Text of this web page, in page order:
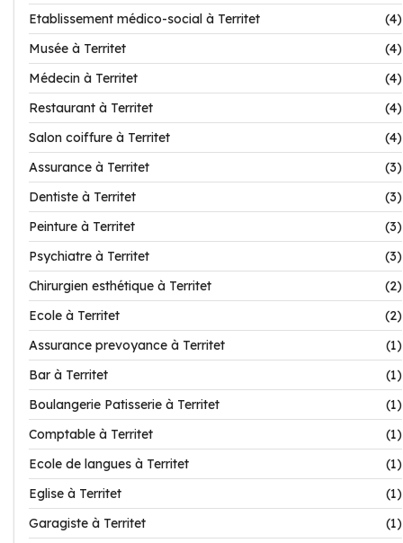
Etablissement médico-social à Territet
(4)
Musée à Territet
(4)
Médecin à Territet
(4)
Restaurant à Territet
(4)
Salon coiffure à Territet
(4)
Assurance à Territet
(3)
Dentiste à Territet
(3)
Peinture à Territet
(3)
Psychiatre à Territet
(3)
Chirurgien esthétique à Territet
(2)
Ecole à Territet
(2)
Assurance prevoyance à Territet
(1)
Bar à Territet
(1)
Boulangerie Patisserie à Territet
(1)
Comptable à Territet
(1)
Ecole de langues à Territet
(1)
Eglise à Territet
(1)
Garagiste à Territet
(1)